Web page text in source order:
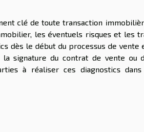
clé de toute transaction
les éventuels risques et les
dès le début du processus de vente
signature du contrat de vente ou
à réaliser ces diagnostics